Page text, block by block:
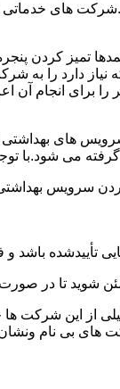
های خدماتی
کردن
نیاز دارد را
برای انجام آن
های بهداشتی
می شود.با
سرویس
تأییدشده باشد
شوید تا در
از این شرکت
بی نام